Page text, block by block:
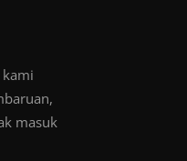
masuk